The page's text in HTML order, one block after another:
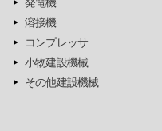
溶接機
コンプレッサ
小物建設機械
その他建設機械